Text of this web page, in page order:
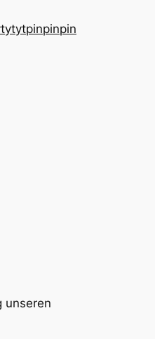
ytytpinpinpin
unseren